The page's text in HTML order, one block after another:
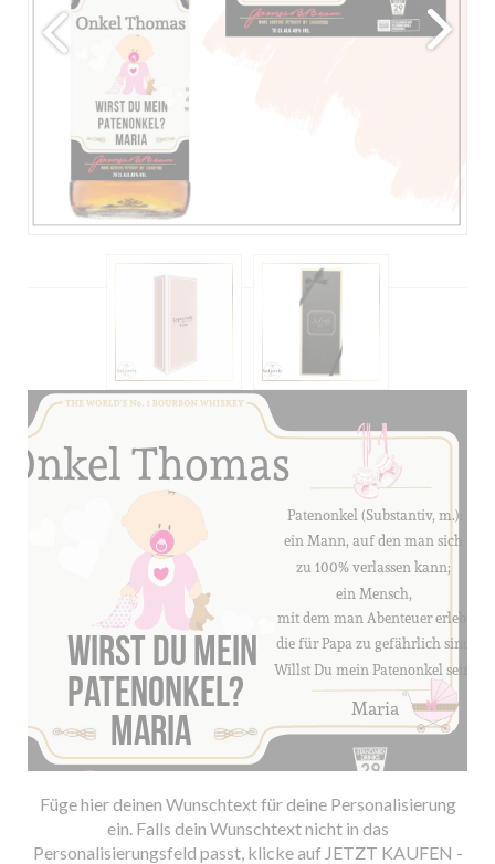
Füge hier deinen Wunschtext für deine Personalisierung
ein. Falls dein Wunschtext nicht in das
Personalisierungsfeld passt, klicke auf JETZT KAUFEN -